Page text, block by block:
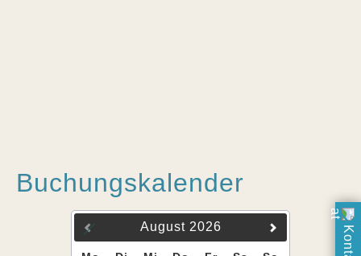
Buchungskalender
August 2026